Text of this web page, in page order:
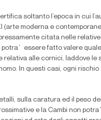
fica soltanto l’epoca in cui
(arte moderna e
citata nelle
essere fatto valere
alle cornici, laddove
In questi casi, ogni
sulla caratura ed il peso
e la Cambi non